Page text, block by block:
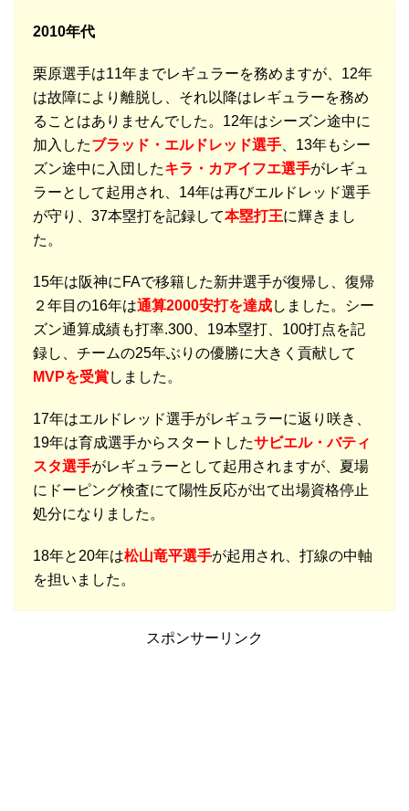
2010年代
栗原選手は11年までレギュラーを務めますが、12年
は故障により離脱し、それ以降はレギュラーを務め
ることはありませんでした。12年はシーズン途中に
加入したブラッド・エルドレッド選手 、13年もシー
ズン途中に入団したキラ・カアイフエ選手がレギュ
ラーとして起用され、14年は再びエルドレッド選手
が守り、37本塁打を記録して本塁打王に輝きまし
た。
15年は阪神にFAで移籍した新井選手が復帰し、復帰
２年目の16年は通算2000安打を達成しました。シー
ズン通算成績も打率.300、19本塁打、100打点を記
録し、チームの25年ぶりの優勝に大きく貢献して
MVPを受賞しました。
17年はエルドレッド選手がレギュラーに返り咲き、
19年は育成選手からスタートしたサビエル・バティ
スタ選手がレギュラーとして起用されますが、夏場
にドーピング検査にて陽性反応が出て出場資格停止
処分になりました。
18年と20年は松山竜平選手が起用され、打線の中軸
を担いました。
スポンサーリンク